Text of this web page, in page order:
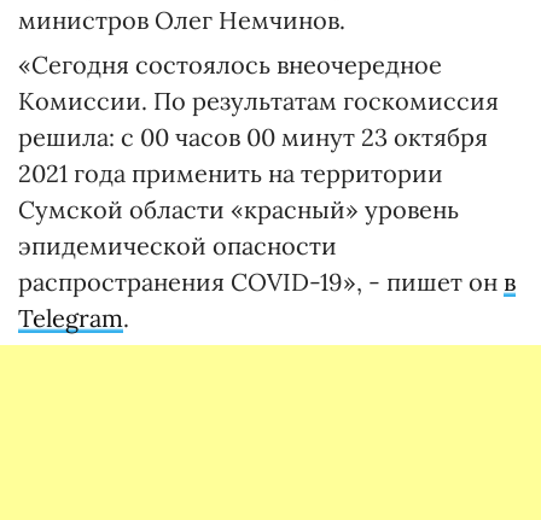
министров Олег Немчинов.
«Сегодня состоялось внеочередное
Комиссии. По результатам госкомиссия
решила: с 00 часов 00 минут 23 октября
2021 года применить на территории
Сумской области «красный» уровень
эпидемической опасности
распространения COVID-19», - пишет он в
Telegram.